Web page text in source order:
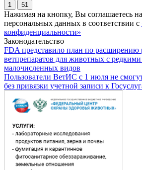
1 51
Нажимая на кнопку, Вы соглашаетесь
персональных данных в соответствии с
конфиденциальности»
Законодательство
FDA представило план по расширению
ветпрепаратов для животных с
малочисленных видов
Пользователи ВетИС с 1 июля не
без привязки учетной записи к